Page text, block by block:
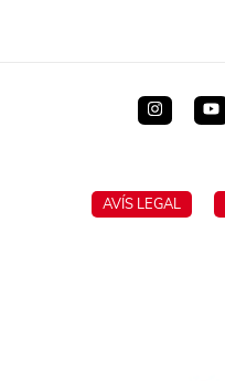
AVÍS LEGAL